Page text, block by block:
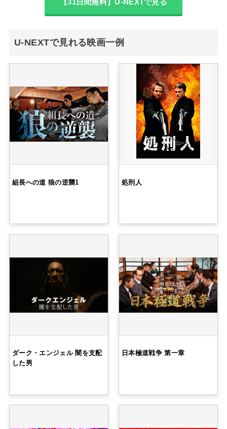
【31日間無料】U-NEXTで見る
U-NEXTで見れる映画一例
組長への道 狼の逆襲1 処刑人
ダーク・エンジェル 闇を支配
した男
日本極道戦争 第一章